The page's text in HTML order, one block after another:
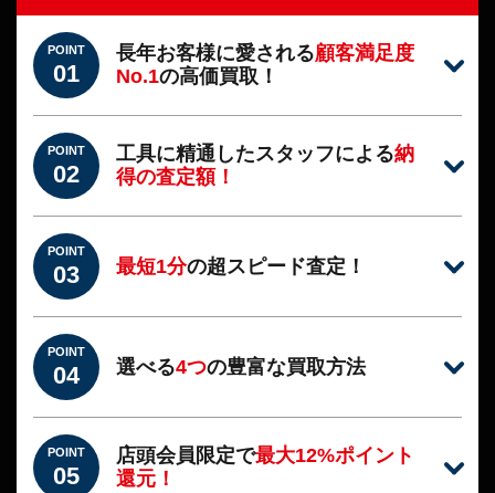
POINT
01
長年お客様に愛される顧客満足度
No.1の高価買取！
POINT
02
工具に精通したスタッフによる納
得の査定額！
POINT
03 最短1分の超スピード査定！
POINT
04 選べる4つの豊富な買取方法
POINT
05
店頭会員限定で最大12%ポイント
還元！